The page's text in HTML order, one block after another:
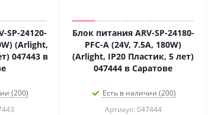
SP-24120-
(Arlight,
047443 в
(200)
Блок питания ARV-SP-24180-
PFC-A (24V, 7.5A, 180W)
(Arlight, IP20 Пластик, 5 лет)
047444 в Саратове
Есть в наличии (200)
Артикул: 047444